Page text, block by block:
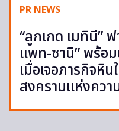
PR NEWS
“ลูกเกด เมทินี”
แพท-ซานิ” พร้อ
เมื่อเจอภารกิจหิ
สงครามแห่งควา